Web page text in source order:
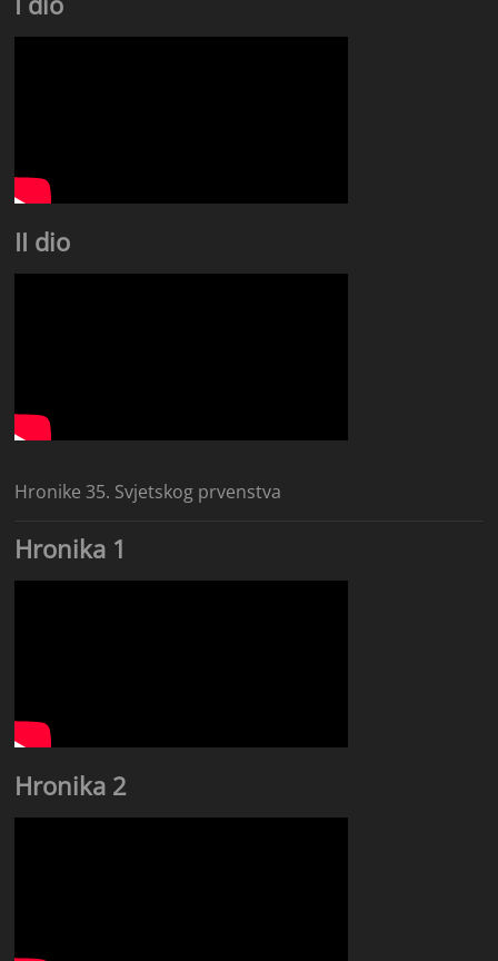
II dio
Hronike 35. Svjetskog prvenstva
Hronika 1
Hronika 2